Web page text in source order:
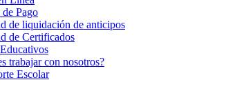
Pago
de liquidación de anticipos
de Certificados
trabajar con nosotros?
Escolar